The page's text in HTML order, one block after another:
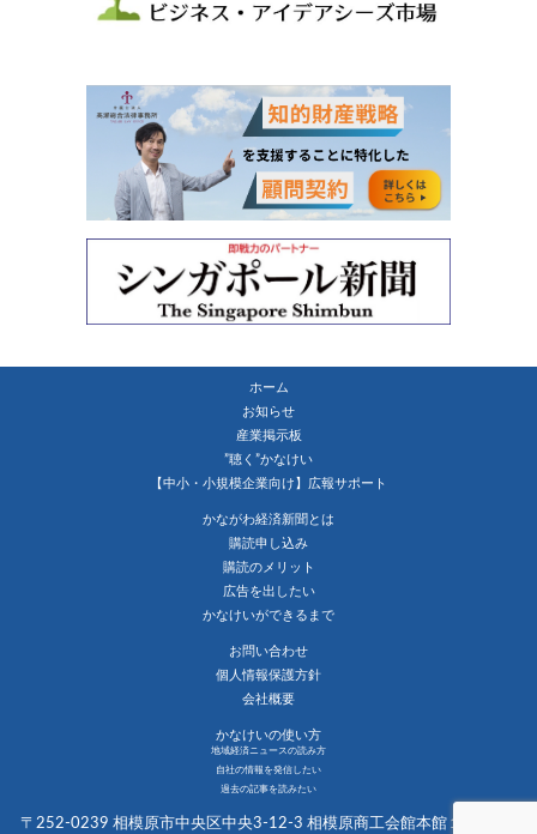
ホーム
お知らせ
産業掲示板
”聴く”かなけい
【中小・小規模企業向け】広報サポート
かながわ経済新聞とは
購読申し込み
購読のメリット
広告を出したい
かなけいができるまで
お問い合わせ
個人情報保護方針
会社概要
かなけいの使い方
地域経済ニュースの読み方
自社の情報を発信したい
過去の記事を読みたい
〒252-0239 相模原市中央区中央3-12-3 相模原商工会館本館１